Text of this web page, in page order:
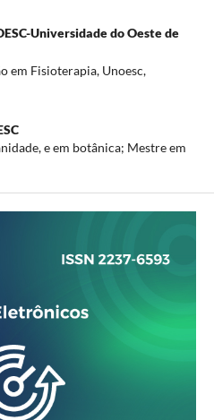
Universidade do Oeste de
em Fisioterapia, Unoesc,
e em botânica; Mestre em